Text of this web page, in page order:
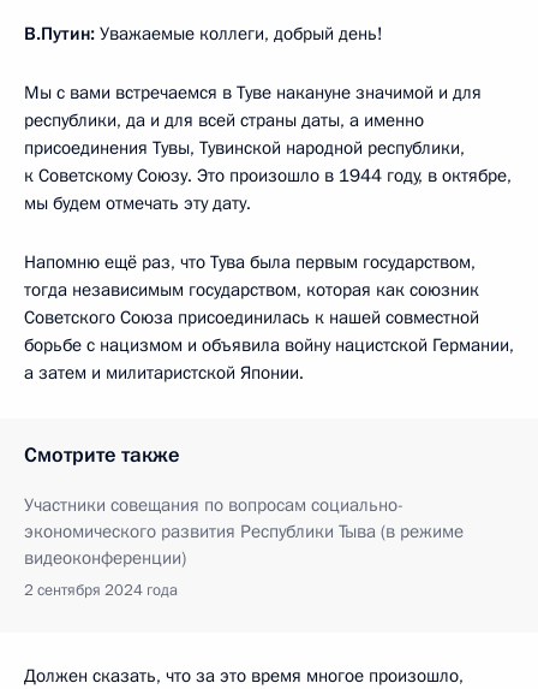
В.Путин: Уважаемые коллеги, добрый день!
Мы с вами встречаемся в Туве накануне значимой и для
республики, да и для всей страны даты, а именно
присоединения Тувы, Тувинской народной республики,
к Советскому Союзу. Это произошло в 1944 году, в октябре,
мы будем отмечать эту дату.
Напомню ещё раз, что Тува была первым государством,
тогда независимым государством, которая как союзник
Советского Союза присоединилась к нашей совместной
борьбе с нацизмом и объявила войну нацистской Германии,
а затем и милитаристской Японии.
Смотрите также
Участники совещания по вопросам социально-
экономического развития Республики Тыва (в режиме
видеоконференции)
2 сентября 2024 года
Должен сказать, что за это время многое произошло,